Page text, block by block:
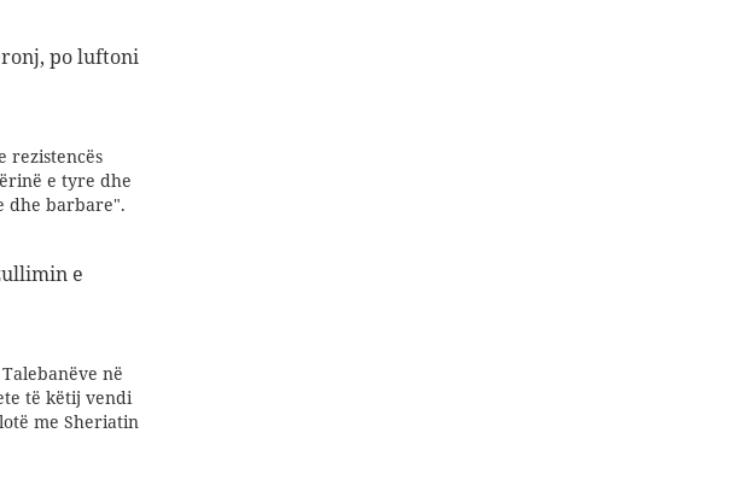
po luftoni
rezistencës
e tyre dhe
dhe barbare".
e
në
të këtij vendi
me Sheriatin